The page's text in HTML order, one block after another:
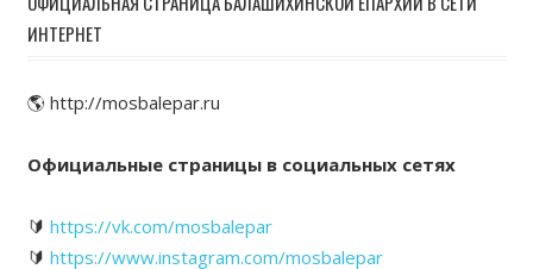
ИНТЕРНЕТ
🌎 http://mosbalepar.ru
Официальные страницы в социальных сетях
🔰 https://vk.com/mosbalepar
🔰 https://www.instagram.com/mosbalepar